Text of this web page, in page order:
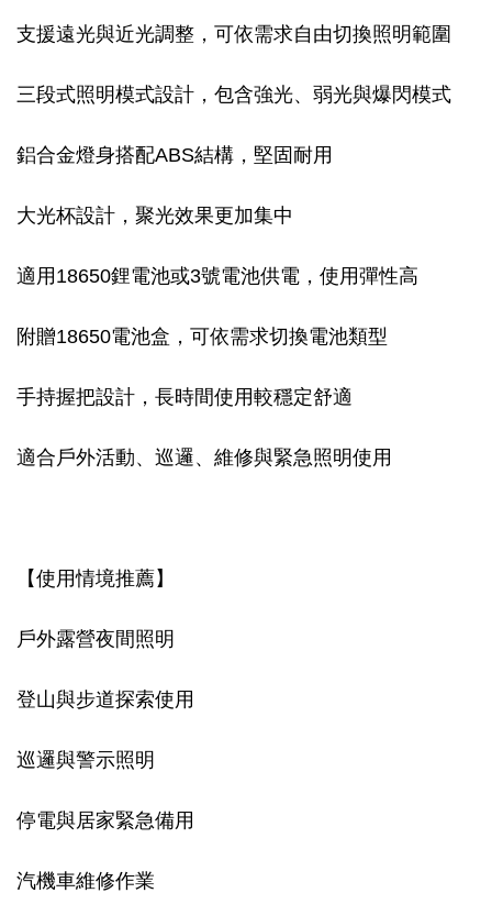
支援遠光與近光調整，可依需求自由切換照明範圍
三段式照明模式設計，包含強光、弱光與爆閃模式
鋁合金燈身搭配ABS結構，堅固耐用
大光杯設計，聚光效果更加集中
適用18650鋰電池或3號電池供電，使用彈性高
附贈18650電池盒，可依需求切換電池類型
手持握把設計，長時間使用較穩定舒適
適合戶外活動、巡邏、維修與緊急照明使用
【使用情境推薦】
戶外露營夜間照明
登山與步道探索使用
巡邏與警示照明
停電與居家緊急備用
汽機車維修作業